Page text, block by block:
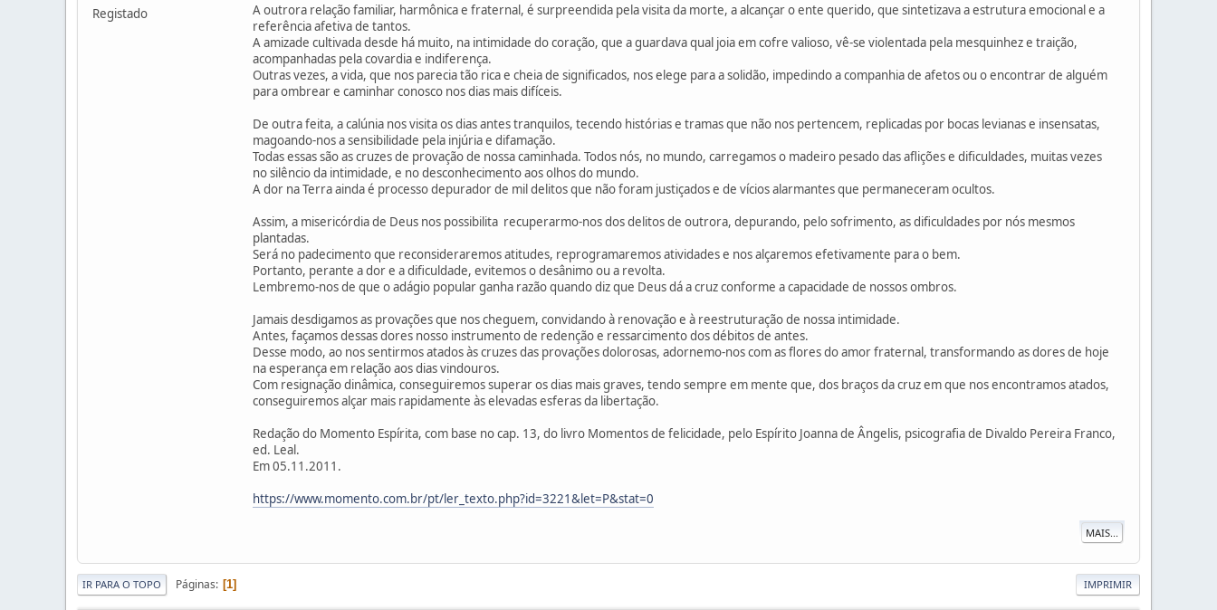
Registado
A outrora relação familiar, harmônica e fraternal, é surpreendida pela visita da morte, a alcançar o ente querido, que sintetizava a estrutura emocional e a
referência afetiva de tantos.
A amizade cultivada desde há muito, na intimidade do coração, que a guardava qual joia em cofre valioso, vê-se violentada pela mesquinhez e traição,
acompanhadas pela covardia e indiferença.
Outras vezes, a vida, que nos parecia tão rica e cheia de significados, nos elege para a solidão, impedindo a companhia de afetos ou o encontrar de alguém
para ombrear e caminhar conosco nos dias mais difíceis.
De outra feita, a calúnia nos visita os dias antes tranquilos, tecendo histórias e tramas que não nos pertencem, replicadas por bocas levianas e insensatas,
magoando-nos a sensibilidade pela injúria e difamação.
Todas essas são as cruzes de provação de nossa caminhada. Todos nós, no mundo, carregamos o madeiro pesado das aflições e dificuldades, muitas vezes
no silêncio da intimidade, e no desconhecimento aos olhos do mundo.
A dor na Terra ainda é processo depurador de mil delitos que não foram justiçados e de vícios alarmantes que permaneceram ocultos.
Assim, a misericórdia de Deus nos possibilita recuperarmo-nos dos delitos de outrora, depurando, pelo sofrimento, as dificuldades por nós mesmos
plantadas.
Será no padecimento que reconsideraremos atitudes, reprogramaremos atividades e nos alçaremos efetivamente para o bem.
Portanto, perante a dor e a dificuldade, evitemos o desânimo ou a revolta.
Lembremo-nos de que o adágio popular ganha razão quando diz que Deus dá a cruz conforme a capacidade de nossos ombros.
Jamais desdigamos as provações que nos cheguem, convidando à renovação e à reestruturação de nossa intimidade.
Antes, façamos dessas dores nosso instrumento de redenção e ressarcimento dos débitos de antes.
Desse modo, ao nos sentirmos atados às cruzes das provações dolorosas, adornemo-nos com as flores do amor fraternal, transformando as dores de hoje
na esperança em relação aos dias vindouros.
Com resignação dinâmica, conseguiremos superar os dias mais graves, tendo sempre em mente que, dos braços da cruz em que nos encontramos atados,
conseguiremos alçar mais rapidamente às elevadas esferas da libertação.
Redação do Momento Espírita, com base no cap. 13, do livro Momentos de felicidade, pelo Espírito Joanna de Ângelis, psicografia de Divaldo Pereira Franco,
ed. Leal.
Em 05.11.2011.
https://www.momento.com.br/pt/ler_texto.php?id=3221&let=P&stat=0
MAIS...
IMPRIMIR
IR PARA O TOPO Páginas 1